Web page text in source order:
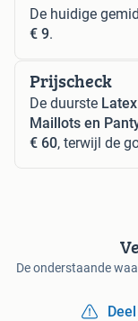
De huidige
€ 9.
Prijscheck
De duurste
Maillots en
€ 60, terwijl de
De onderstaande